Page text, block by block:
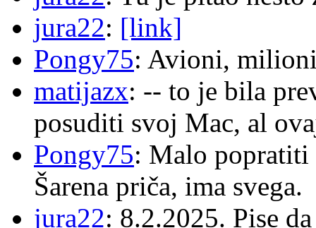
jura22: [link]
Pongy75: Avioni,
matijazx: -- to je bila
posuditi svoj Mac, al
Pongy75: Malo popratiti
Šarena priča, ima svega.
jura22: 8.2.2025. Pise